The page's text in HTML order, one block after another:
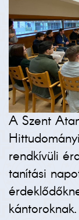
A Szent
rendkívüli
tanítási
kántoroknak.